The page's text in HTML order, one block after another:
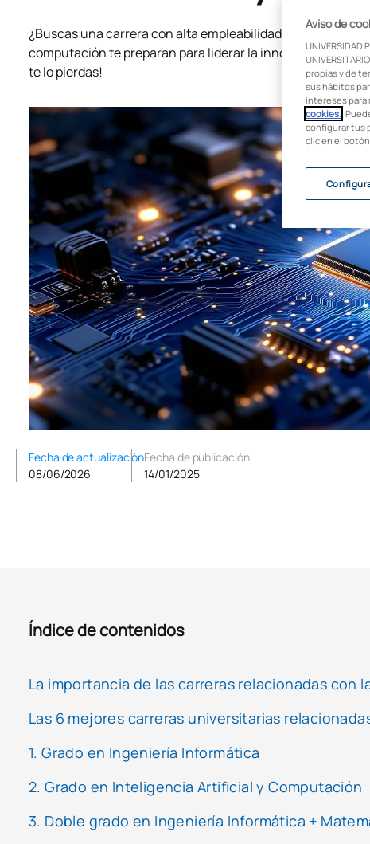
¿Buscas una carrera con alta empleabilidad y proyección
computación te preparan para liderar la innovación
te lo pierdas!
Fecha de actualización
08/06/2026
Fecha de publicación
14/01/2025
Índice de contenidos
La importancia de las carreras relacionadas con
Las 6 mejores carreras universitarias
1. Grado en Ingeniería Informática
2. Grado en Inteligencia Artificial y Computación
3. Doble grado en Ingeniería Informática +
Aviso de
UNIVERSIDAD
propias y de
sus hábitos
intereses para
cookies. .
configurar tus
clic en el botón